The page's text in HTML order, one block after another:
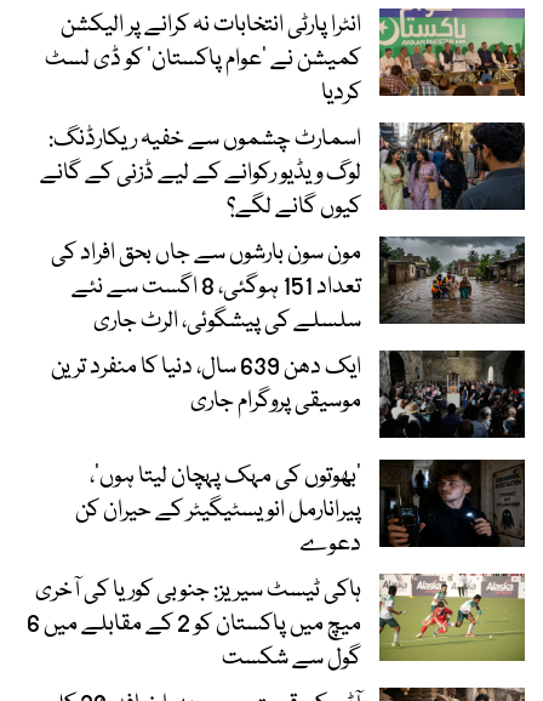
انٹرا پارٹی انتخابات نہ کرانے پر الیکشن
کمیشن نے ’عوام پاکستان‘ کو ڈی لسٹ
کردیا
اسمارٹ چشموں سے خفیہ ریکارڈنگ:
لوگ ویڈیو رکوانے کے لیے ڈزنی کے گانے
کیوں گانے لگے؟
مون سون بارشوں سے جاں بحق افراد کی
تعداد 151 ہوگئی، 8 اگست سے نئے
سلسلے کی پیشگوئی، الرٹ جاری
ایک دھن 639 سال، دنیا کا منفرد ترین
موسیقی پروگرام جاری
‘بھوتوں کی مہک پہچان لیتا ہوں’،
پیرانارمل انویسٹیگیٹر کے حیران کن
دعوے
ہاکی ٹیسٹ سیریز: جنوبی کوریا کی آخری
میچ میں پاکستان کو 2 کے مقابلے میں 6
گول سے شکست